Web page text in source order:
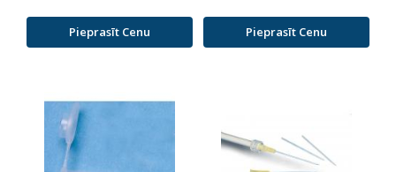
Pieprasīt Cenu Pieprasīt Cenu